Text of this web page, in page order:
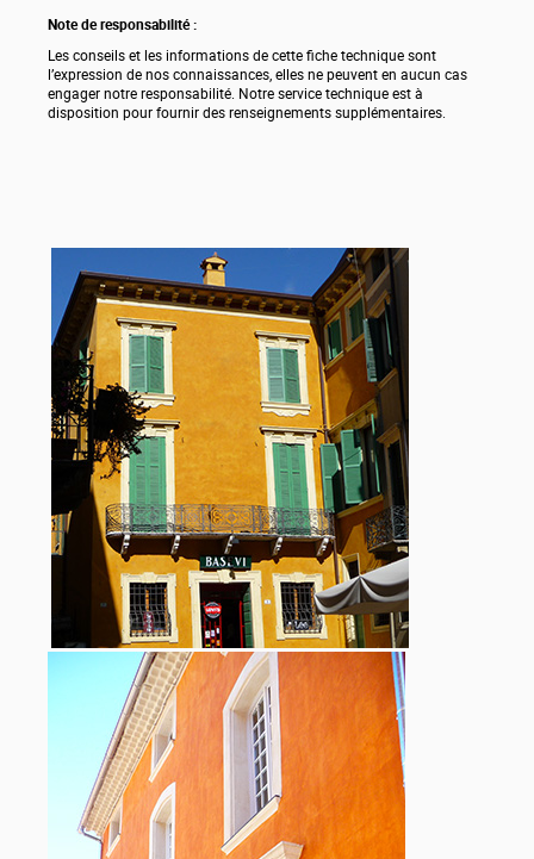
Note de responsabilité :
Les conseils et les informations de cette fiche technique sont
l’expression de nos connaissances, elles ne peuvent en aucun cas
engager notre responsabilité. Notre service technique est à
disposition pour fournir des renseignements supplémentaires.